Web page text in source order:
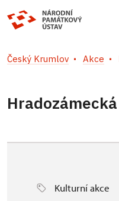
Český Krumlov Akce
Kulturní akce